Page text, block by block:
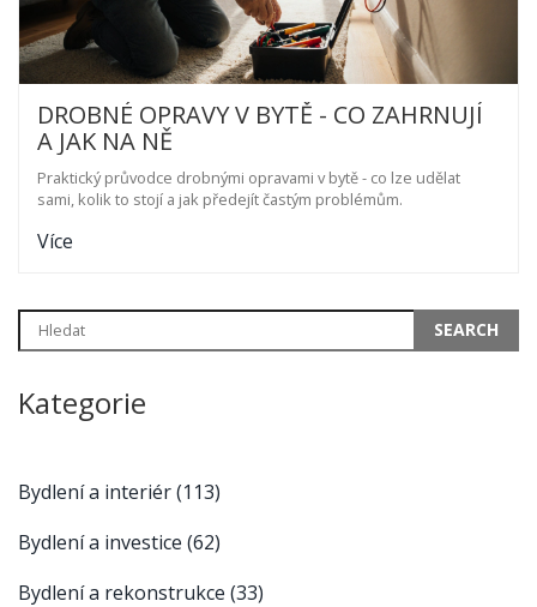
DROBNÉ OPRAVY V BYTĚ - CO ZAHRNUJÍ
A JAK NA NĚ
Praktický průvodce drobnými opravami v bytě - co lze udělat
sami, kolik to stojí a jak předejít častým problémům.
Více
Kategorie
Bydlení a interiér(113)
Bydlení a investice (62)
Bydlení a rekonstrukce (33)